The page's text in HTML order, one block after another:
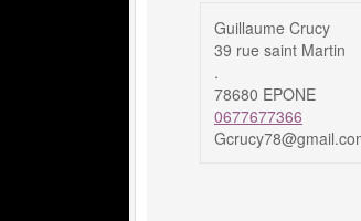
Guillaume Crucy
39 rue saint Martin
.
78680 EPONE
0677677366